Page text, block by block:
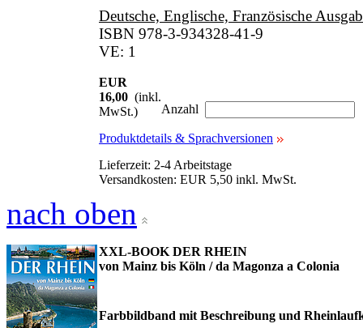
Deutsche, Englische, Französische
ISBN 978-3-934328-41-9
VE: 1
EUR
16,00 (inkl.
MwSt.)
Anzahl
Produktdetails & Sprachversionen
Lieferzeit: 2-4 Arbeitstage
Versandkosten: EUR 5,50 inkl. MwSt.
nach oben
XXL-BOOK DER RHEIN
von Mainz bis Köln / da Magonza a Colonia
Farbbildband mit Beschreibung und